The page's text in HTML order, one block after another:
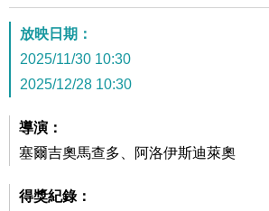
放映日期：
2025/11/30 10:30
2025/12/28 10:30
導演：
塞爾吉奧馬查多、阿洛伊斯迪萊奧
得獎紀錄：